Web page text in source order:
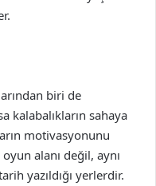
biri de
kalabalıkların sahaya
motivasyonunu
alanı değil, aynı
yazıldığı yerlerdir.